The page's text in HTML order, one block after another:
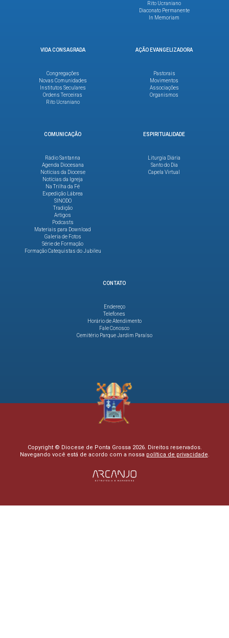
Rito Ucraniano
Diaconato Permanente
In Memoriam
VIDA CONSAGRADA
Congregações
Novas Comunidades
Institutos Seculares
Ordens Terceiras
Rito Ucraniano
AÇÃO EVANGELIZADORA
Pastorais
Movimentos
Associações
Organismos
COMUNICAÇÃO
Rádio Santanna
Agenda Diocesana
Notícias da Diocese
Notícias da Igreja
Na Trilha da Fé
Expedição Lábrea
SINODO
Tradição
Artigos
Podcasts
Materiais para Download
Galeria de Fotos
Série de Formação
Formação Catequistas do Jubileu
ESPIRITUALIDADE
Liturgia Diária
Santo do Dia
Capela Virtual
CONTATO
Endereço
Telefones
Horário de Atendimento
Fale Conosco
Cemitério Parque Jardim Paraíso
Copyright © Diocese de Ponta Grossa 2026. Direitos reservados.
Navegando você está de acordo com a nossa política de privacidade